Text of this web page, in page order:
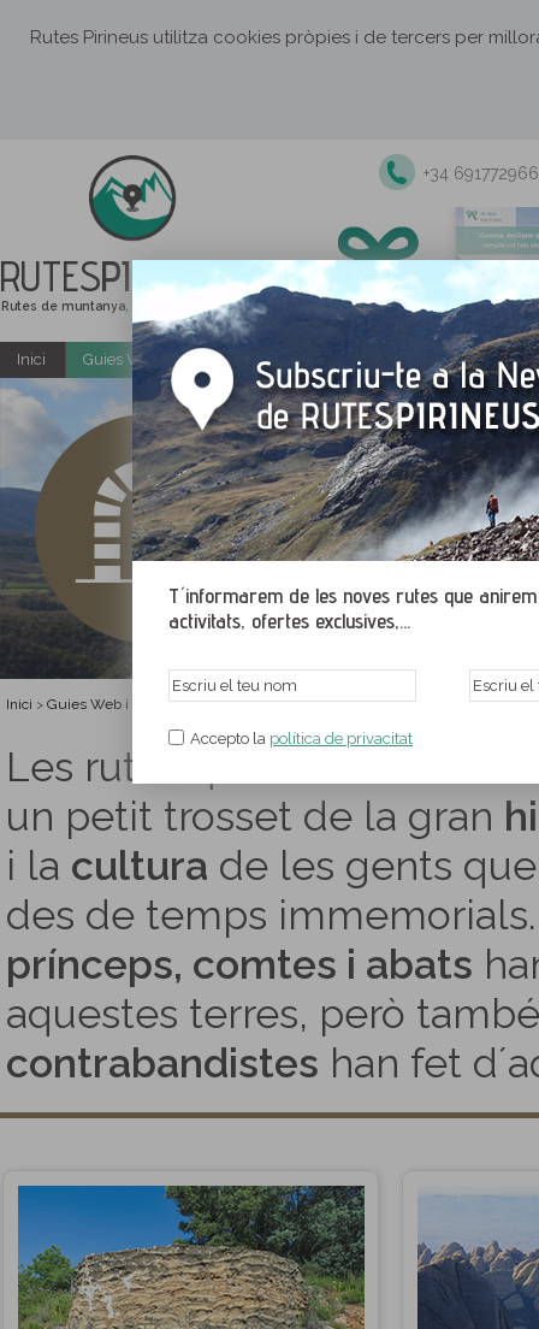
Rutes Pirineus utilitza cookies pròpies i de tercers per
RUTESPIRINEUS
Rutes de muntanya, senderisme i excursions
+34 691772966
T´informarem de les noves rutes que
activitats, ofertes exclusives,...
Accepto la política de privacitat
Inici Guies Web i PDF gratuïtes Excursions i activitats
Inici > Guies Web i PDF gratuïtes>Rutes pel patrimoni històric i cultural del
Les rutes que trobareu a
un petit trosset de la gran
i la cultura de les gents
des de temps
prínceps, comtes i abats
aquestes terres, però
contrabandistes han fet